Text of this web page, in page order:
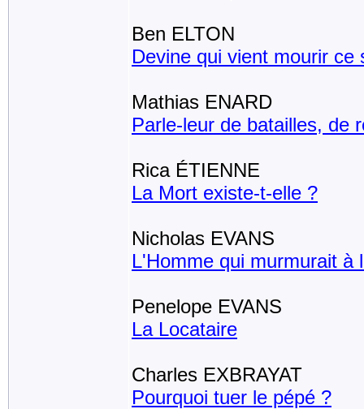
Ben ELTON
Devine qui vient mourir ce
Mathias ENARD
Parle-leur de batailles, de
Rica ÉTIENNE
La Mort existe-t-elle ?
Nicholas EVANS
L'Homme qui murmurait à
Penelope EVANS
La Locataire
Charles EXBRAYAT
Pourquoi tuer le pépé ?